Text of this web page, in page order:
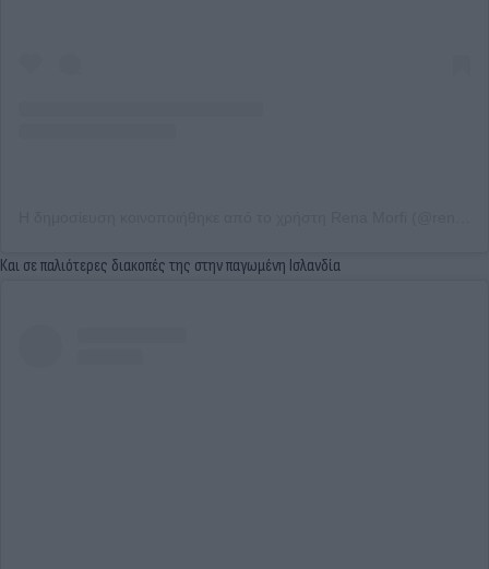
Και σε παλιότερες διακοπές της στην παγωμένη Ισλανδία